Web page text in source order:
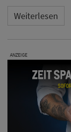
Weiterlesen
ANZEIGE